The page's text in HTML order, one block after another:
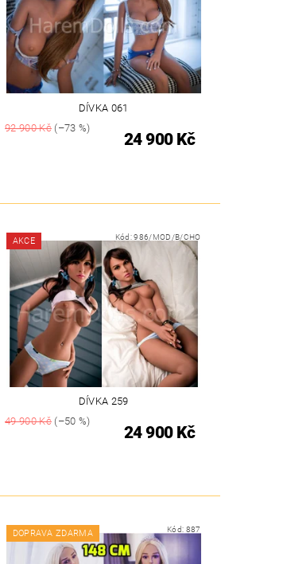
DÍVKA 061
92 900 Kč(–73 %)
24 900 Kč
AKCE Kód:986/MOD/B/CHO
DÍVKA 259
49 900 Kč(–50 %)
24 900 Kč
DOPRAVA ZDARMA Kód: 887